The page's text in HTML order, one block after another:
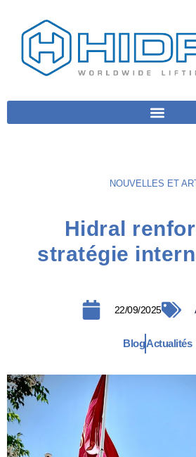
NOUVELLES ET
Hidral
stratégie
22/09/2025
BlogActualités